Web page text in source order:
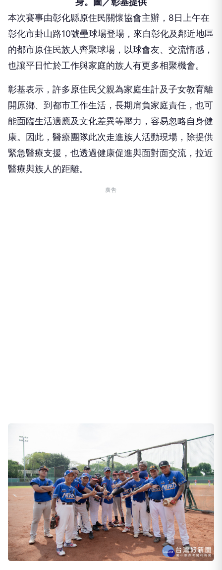
本次賽事由彰化縣原住民關懷協會主辦，8日上午在
彰化市卦山路10號壘球場登場，來自彰化及鄰近地區
的都市原住民族人齊聚球場，以球會友、交流情感，
也讓平日忙於工作與家庭的族人有更多相聚機會。
彰基表示，許多原住民父親為家庭生計及子女教育離
開原鄉、到都市工作生活，長期肩負家庭責任，也可
能面臨生活適應及文化差異等壓力，容易忽略自身健
康。因此，醫療團隊此次走進族人活動現場，除提供
緊急醫療支援，也透過健康促進與面對面交流，拉近
醫療與族人的距離。
廣告